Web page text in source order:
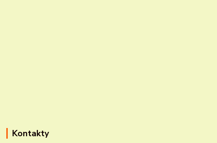
Kontakty